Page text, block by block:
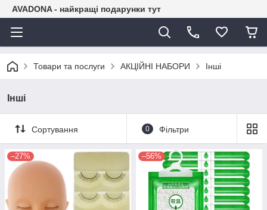
AVADONA - найкращі подарунки тут
Товари та послуги АКЦІЙНІ НАБОРИ Інші
Інші
Сортування 0 Фільтри
–27% –56%